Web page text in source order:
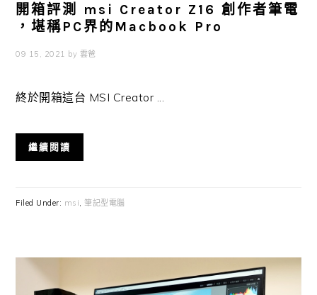
開箱評測 msi Creator Z16 創作者筆電
，堪稱PC界的Macbook Pro
09 15, 2021 by 雲爸
終於開箱這台 MSI Creator ...
繼續閱讀
Filed Under: msi 筆記型電腦